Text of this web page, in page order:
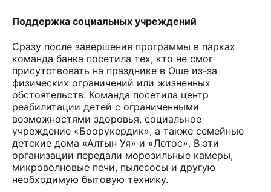
Поддержка социальных учреждений
Сразу после завершения программы в парках
команда банка посетила тех, кто не смог
присутствовать на празднике в Оше из-за
физических ограничений или жизненных
обстоятельств. Команда посетила центр
реабилитации детей с ограниченными
возможностями здоровья, социальное
учреждение «Боорукердик», а также семейные
детские дома «Алтын Уя» и «Лотос». В эти
организации передали морозильные камеры,
микроволновые печи, пылесосы и другую
необходимую бытовую технику.